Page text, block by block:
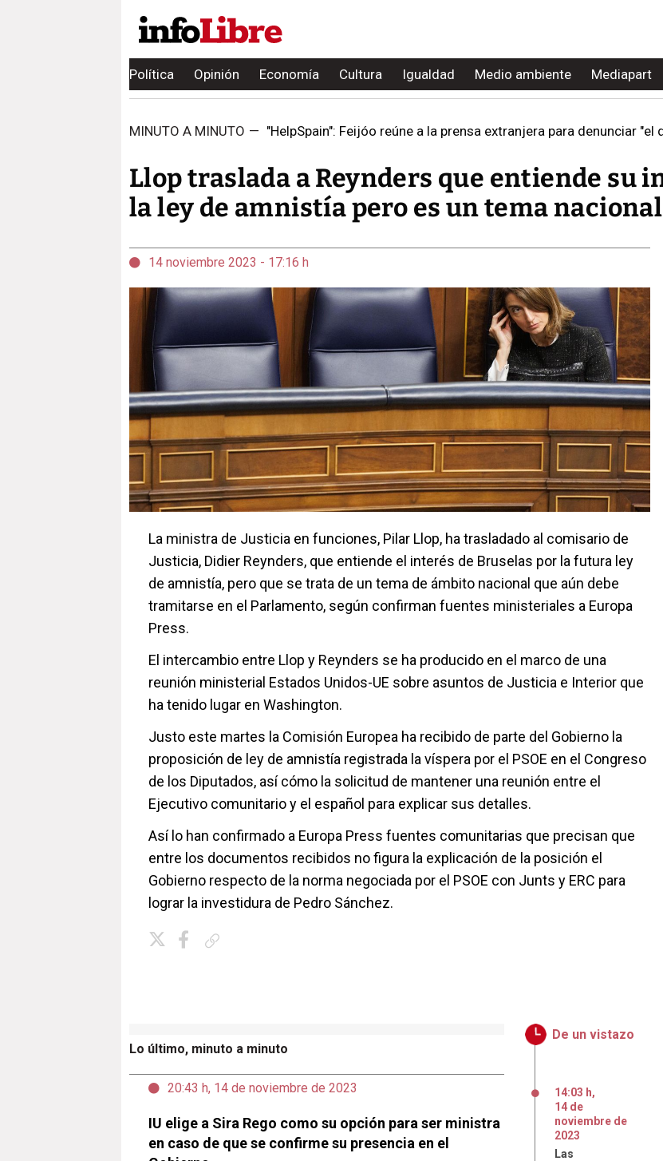
Política Opinión Economía Cultura Igualdad Medio ambiente Mediapart
MINUTO A MINUTO — "HelpSpain": Feijóo reúne a la prensa extranjera para denunciar "el
Llop traslada a Reynders que entiende su
la ley de amnistía pero es un tema nacional
14 noviembre 2023 - 17:16 h
La ministra de Justicia en funciones, Pilar Llop, ha trasladado al comisario de
Justicia, Didier Reynders, que entiende el interés de Bruselas por la futura ley
de amnistía, pero que se trata de un tema de ámbito nacional que aún debe
tramitarse en el Parlamento, según confirman fuentes ministeriales a Europa
Press.
El intercambio entre Llop y Reynders se ha producido en el marco de una
reunión ministerial Estados Unidos-UE sobre asuntos de Justicia e Interior que
ha tenido lugar en Washington.
Justo este martes la Comisión Europea ha recibido de parte del Gobierno la
proposición de ley de amnistía registrada la víspera por el PSOE en el Congreso
de los Diputados, así cómo la solicitud de mantener una reunión entre el
Ejecutivo comunitario y el español para explicar sus detalles.
Así lo han confirmado a Europa Press fuentes comunitarias que precisan que
entre los documentos recibidos no figura la explicación de la posición el
Gobierno respecto de la norma negociada por el PSOE con Junts y ERC para
lograr la investidura de Pedro Sánchez.
Lo último, minuto a minuto
20:43 h, 14 de noviembre de 2023
IU elige a Sira Rego como su opción para ser ministra
en caso de que se confirme su presencia en el
De un vistazo
14:03 h,
14 de
noviembre de
2023
Las